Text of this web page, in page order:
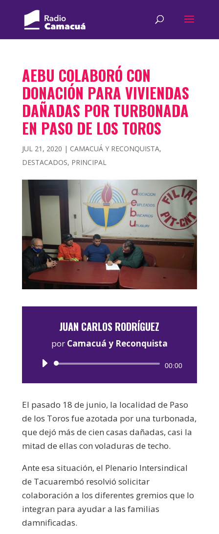
AEBU COLABORÓ CON
DONACIÓN PARA VIVIENDAS
DAÑADAS POR TURBONADA
EN PASO DE LOS TOROS
JUL 21, 2020 | CAMACUÁ Y RECONQUISTA,
DESTACADOS, PRINCIPAL
JUAN CARLOS RODRÍGUEZ
por Camacuá y Reconquista
Reproductor
00:00
El pasado 18 de junio, la localidad de Paso
de los Toros fue azotada por una turbonada,
que dejó más de cien casas dañadas, casi la
mitad de ellas con voladuras de techo.
Ante esa situación, el Plenario Intersindical
de Tacuarembó resolvió solicitar
colaboración a los diferentes gremios que lo
integran para ayudar a las familias
damnificadas.